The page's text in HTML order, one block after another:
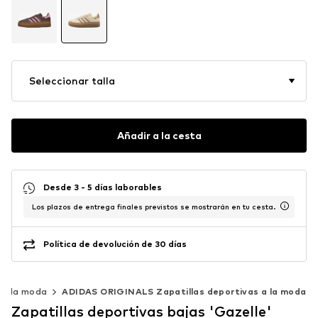
Seleccionar talla
Añadir a la cesta
Desde 3 - 5 días laborables
Los plazos de entrega finales previstos se mostrarán en tu cesta.
Política de devolución de 30 días
la moda ADIDAS ORIGINALS Zapatillas deportivas a la moda
Zapatillas deportivas bajas 'Gazelle'